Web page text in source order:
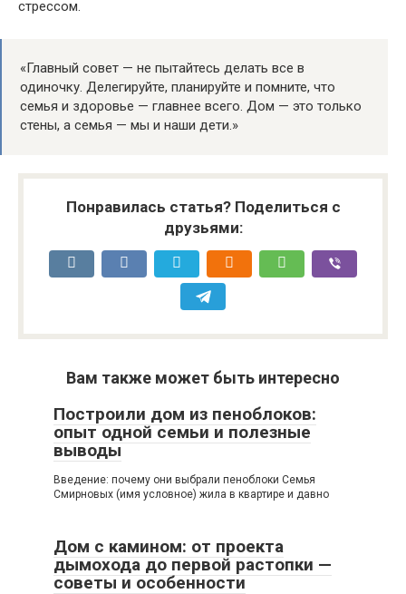
стрессом.
«Главный совет — не пытайтесь делать все в
одиночку. Делегируйте, планируйте и помните, что
семья и здоровье — главнее всего. Дом — это только
стены, а семья — мы и наши дети.»
Понравилась статья? Поделиться с
друзьями:
Вам также может быть интересно
Построили дом из пеноблоков:
опыт одной семьи и полезные
выводы
Введение: почему они выбрали пеноблоки Семья
Смирновых (имя условное) жила в квартире и давно
Дом с камином: от проекта
дымохода до первой растопки —
советы и особенности